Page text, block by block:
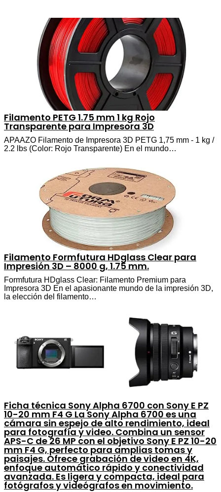
Filamento PETG 1.75 mm 1 kg Rojo
Transparente para Impresora 3D
APAAZO Filamento de Impresora 3D PETG 1,75 mm - 1 kg /
2.2 lbs (Color: Rojo Transparente) En el mundo…
Filamento Formfutura HDglass Clear para
Impresión 3D – 8000 g, 1.75 mm.
Formfutura HDglass Clear: Filamento Premium para
Impresora 3D En el apasionante mundo de la impresión 3D,
la elección del filamento…
Ficha técnica Sony Alpha 6700 con Sony E PZ
10-20 mm F4 G La Sony Alpha 6700 es una
cámara sin espejo de alto rendimiento, ideal
para fotografía y video. Combina un sensor
APS-C de 26 MP con el objetivo Sony E PZ 10-20
mm F4 G, perfecto para amplias tomas y
paisajes. Ofrece grabación de video en 4K,
enfoque automático rápido y conectividad
avanzada. Es ligera y compacta, ideal para
fotógrafos y videógrafos en movimiento.